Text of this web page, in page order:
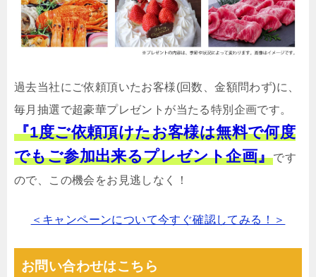
過去当社にご依頼頂いたお客様(回数、金額問わず)に、
毎月抽選で超豪華プレゼントが当たる特別企画です。
『1度ご依頼頂けたお客様は無料で何度
でもご参加出来るプレゼント企画』です
ので、この機会をお見逃しなく！
＜キャンペーンについて今すぐ確認してみる！＞
お問い合わせはこちら